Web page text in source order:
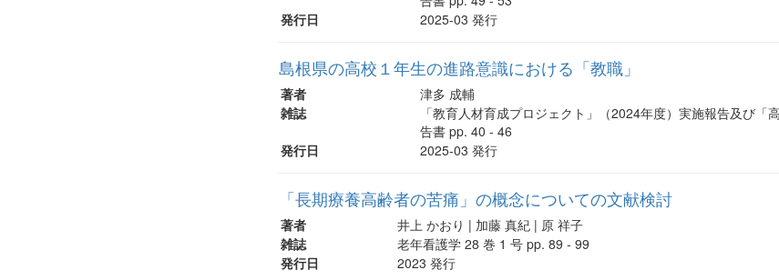
発行日
2025-03 発行
島根県の高校１年生の進路意識における「教職」
著者
津多 成輔
雑誌
「教育人材育成プロジェクト」（2024年度）実施報告及び
告書 pp. 40 - 46
発行日
2025-03 発行
「長期療養高齢者の苦痛」の概念についての文献検討
著者
井上 かおり | 加藤 真紀 | 原 祥子
雑誌
老年看護学 28 巻 1 号 pp. 89 - 99
発行日
2023 発行